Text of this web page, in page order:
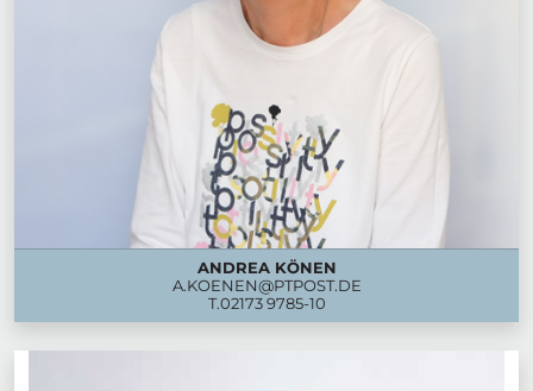
ANDREA KÖNEN
A.KOENEN@PTPOST.DE
T.02173 9785-10